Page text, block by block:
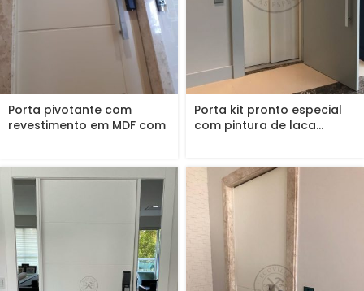
Porta pivotante com
revestimento em MDF com
Porta kit pronto especial
com pintura de laca...